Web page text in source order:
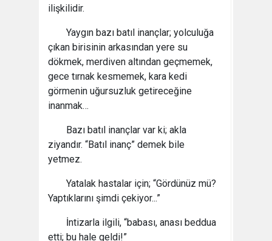
ilişkilidir.
Yaygın bazı batıl inançlar; yolculuğa
çıkan birisinin arkasından yere su
dökmek, merdiven altından geçmemek,
gece tırnak kesmemek, kara kedi
görmenin uğursuzluk getireceğine
inanmak…
Bazı batıl inançlar var ki; akla
ziyandır. “Batıl inanç” demek bile
yetmez.
Yatalak hastalar için; “Gördünüz mü?
Yaptıklarını şimdi çekiyor...”
İntizarla ilgili, “babası, anası beddua
etti; bu hale geldi!”